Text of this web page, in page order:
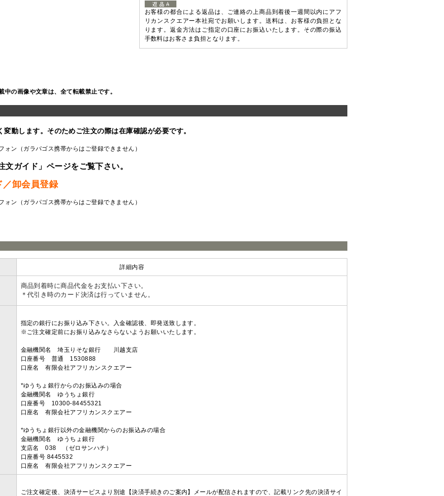
お客様の都合による返品は、ご連絡の上商品到着後一週間以内にアフ
リカンスクエアー本社宛でお願いします。送料は、お客様の負担とな
ります。返金方法はご指定の口座にお振込いたします。その際の振込
手数料はお客さま負担となります。
中の画像や文章は、全て転載禁止です。
動します。そのためご注文の際は在庫確認が必要です。
ン（ガラパゴス携帯からはご登録できません）
ガイド」ページをご覧下さい。
／卸会員登録
ン（ガラパゴス携帯からはご登録できません）
詳細内容
商品到着時に商品代金をお支払い下さい。
＊代引き時のカード決済は行っていません。
指定の銀行にお振り込み下さい。入金確認後、即発送致します。
※ご注文確定前にお振り込みなさらないようお願いいたします。
金融機関名 埼玉りそな銀行 川越支店
口座番号 普通 1530888
口座名 有限会社アフリカンスクエアー
*ゆうちょ銀行からのお振込みの場合
金融機関名 ゆうちょ銀行
口座番号 10300-84455321
口座名 有限会社アフリカンスクエアー
*ゆうちょ銀行以外の金融機関からのお振込みの場合
金融機関名 ゆうちょ銀行
支店名 038 （ゼロサンハチ）
口座番号 8445532
口座名 有限会社アフリカンスクエアー
ご注文確定後、決済サービスより別途【決済手続きのご案内】メールが配信されますので、記載リンク先の決済サイ